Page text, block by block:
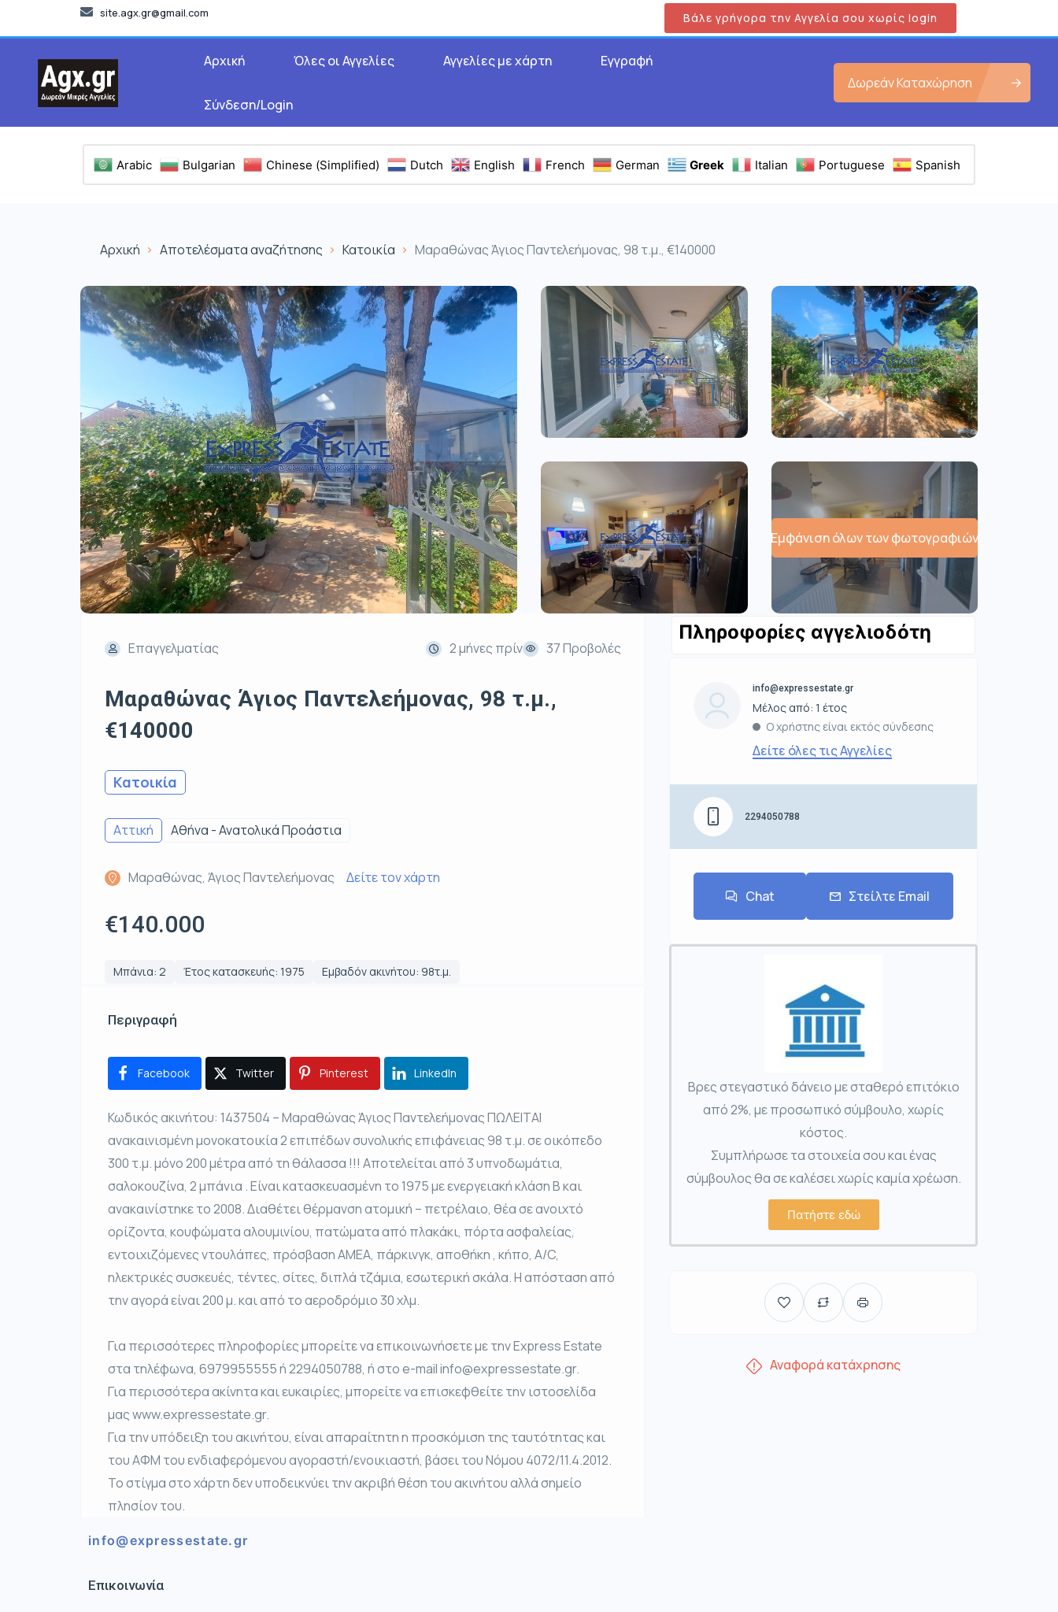
site.agx.gr@gmail.com Βάλε γρήγορα την Αγγελία σου χωρίς login
Αρχική Όλες οι Αγγελίες Αγγελίες με χάρτη Εγγραφή
Σύνδεση/Login
Δωρεάν Καταχώρηση
Arabic Bulgarian Chinese (Simplified) Dutch English French German Greek Italian Portuguese Spanish
Αρχική Αποτελέσματα αναζήτησης Κατοικία Μαραθώνας Άγιος Παντελεήμονας, 98 τ.μ., €140000
Εμφάνιση όλων των φωτογραφιών
Επαγγελματίας 2 μήνες πρίν 37 Προβολές
Μαραθώνας Άγιος Παντελεήμονας, 98 τ.μ.,
€140000
Κατοικία
Αττική Αθήνα - Ανατολικά Προάστια
Μαραθώνας, Άγιος Παντελεήμονας Δείτε τον χάρτη
€140.000
Μπάνια: 2 Έτος κατασκευής: 1975 Εμβαδόν ακινήτου: 98τ.μ.
Περιγραφή
Facebook Twitter Pinterest LinkedIn
Κωδικός ακινήτου: 1437504 – Μαραθώνας Άγιος Παντελεήμονας ΠΩΛΕΙΤΑΙ
ανακαινισμένη μονοκατοικία 2 επιπέδων συνολικής επιφάνειας 98 τ.μ. σε οικόπεδο
300 τ.μ. μόνο 200 μέτρα από τη θάλασσα !!! Αποτελείται από 3 υπνοδωμάτια,
σαλοκουζίνα, 2 μπάνια . Είναι κατασκευασμένη το 1975 με ενεργειακή κλάση Β και
ανακαινίστηκε το 2008. Διαθέτει θέρμανση ατομική – πετρέλαιο, θέα σε ανοιχτό
ορίζοντα, κουφώματα αλουμινίου, πατώματα από πλακάκι, πόρτα ασφαλείας,
εντοιχιζόμενες ντουλάπες, πρόσβαση ΑΜΕΑ, πάρκινγκ, αποθήκη , κήπο, A/C,
ηλεκτρικές συσκευές, τέντες, σίτες, διπλά τζάμια, εσωτερική σκάλα. Η απόσταση από
την αγορά είναι 200 μ. και από το αεροδρόμιο 30 χλμ.
Για περισσότερες πληροφορίες μπορείτε να επικοινωνήσετε με την Express Estate
στα τηλέφωνα, 6979955555 ή 2294050788, ή στο e-mail info@expressestate.gr.
Για περισσότερα ακίνητα και ευκαιρίες, μπορείτε να επισκεφθείτε την ιστοσελίδα
μας www.expressestate.gr.
Για την υπόδειξη του ακινήτου, είναι απαραίτητη η προσκόμιση της ταυτότητας και
του ΑΦΜ του ενδιαφερόμενου αγοραστή/ενοικιαστή, βάσει του Νόμου 4072/11.4.2012.
Το στίγμα στο χάρτη δεν υποδεικνύει την ακριβή θέση του ακινήτου αλλά σημείο
πλησίον του.
info@expressestate.gr
Επικοινωνία
Πληροφορίες αγγελιοδότη
info@expressestate.gr
Μέλος από: 1 έτος
Ο χρήστης είναι εκτός σύνδεσης
Δείτε όλες τις Αγγελίες
2294050788
Chat Στείλτε Email
Βρες στεγαστικό δάνειο με σταθερό επιτόκιο
από 2%, με προσωπικό σύμβουλο, χωρίς
κόστος.
Συμπλήρωσε τα στοιχεία σου και ένας
σύμβουλος θα σε καλέσει χωρίς καμία χρέωση.
Πατήστε εδώ
Αναφορά κατάχρησης